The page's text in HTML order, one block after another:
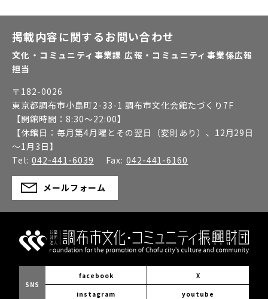
掲載内容に関するお問い合わせ
文化・コミュニティ事業課 広報・コミュニティ事業係広報
担当
〒 182-0026
東京都調布市小島町2-33-1 調布市文化会館たづくり7F
【開館時間： 8:30～22:00】
【休館日： 毎月第4月曜とその翌日（変則あり）、12月29日
～1月3日】
Tel: 042-441-6039 Fax: 042-441-6160
メールフォーム
SNS
facebook X
instagram youtube